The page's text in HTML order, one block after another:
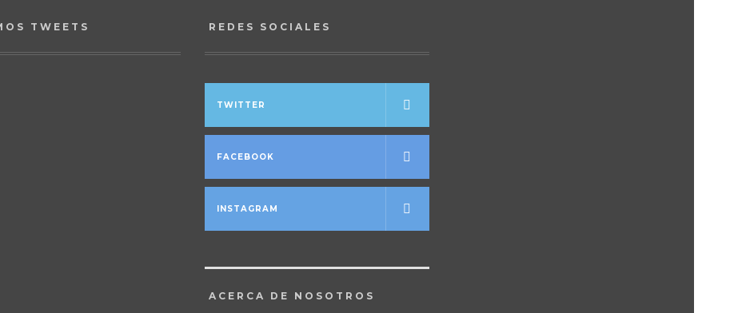
TWEETS REDES SOCIALES
TWITTER
FACEBOOK
INSTAGRAM
ACERCA DE NOSOTROS